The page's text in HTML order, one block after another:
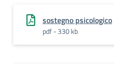
sostegno psicologico
pdf - 330 kb